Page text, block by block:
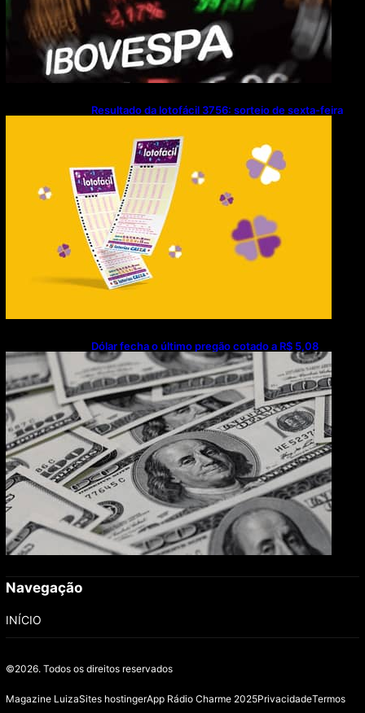
Resultado da lotofácil 3756: sorteio de sexta-feira
Dólar fecha o último pregão cotado a R$ 5,08
Navegação
INÍCIO
©2026. Todos os direitos reservados
Magazine LuizaSites hostingerApp Rádio Charme 2025PrivacidadeTermos